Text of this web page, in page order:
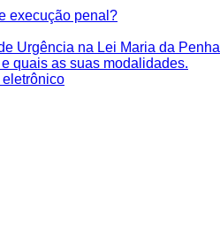
execução penal?
Urgência na Lei Maria da Penha
quais as suas modalidades.